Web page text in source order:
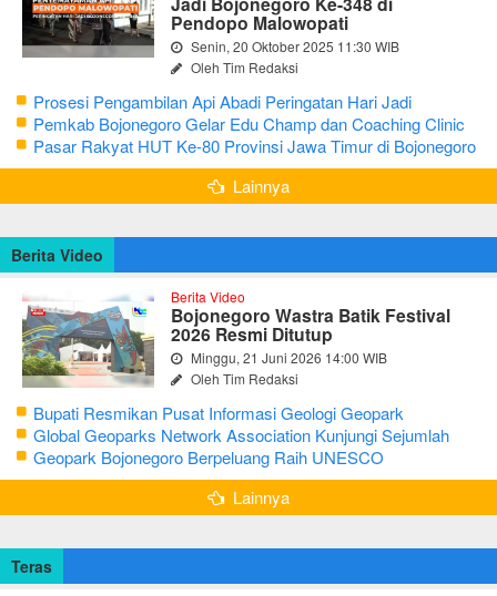
Pendopo Malowopati
Senin, 20 Oktober 2025 11:30 WIB
Oleh Tim Redaksi
Prosesi Pengambilan Api Abadi Peringatan Hari Jadi
Bojonegoro Ke-348
Pemkab Bojonegoro Gelar Edu Champ dan Coaching Clinic
Seni Reog dan Jaranan
Pasar Rakyat HUT Ke-80 Provinsi Jawa Timur di Bojonegoro
Lainnya
Berita Video
Berita Video
Bojonegoro Wastra Batik Festival
2026 Resmi Ditutup
Minggu, 21 Juni 2026 14:00 WIB
Oleh Tim Redaksi
Bupati Resmikan Pusat Informasi Geologi Geopark
Bojonegoro
Global Geoparks Network Association Kunjungi Sejumlah
Geosite di Bojonegoro
Geopark Bojonegoro Berpeluang Raih UNESCO
Global Geopark
Lainnya
Teras